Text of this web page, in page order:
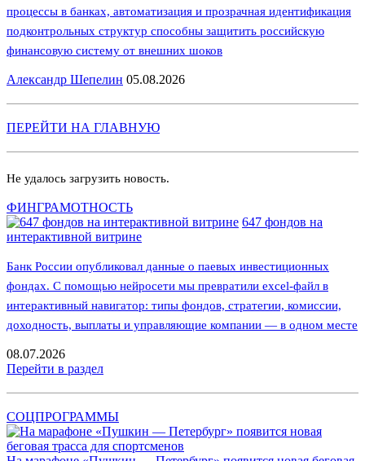
процессы в банках, автоматизация и прозрачная идентификация
подконтрольных структур способны защитить российскую
финансовую систему от внешних шоков
Александр Шепелин 05.08.2026
ПЕРЕЙТИ НА ГЛАВНУЮ
Не удалось загрузить новость.
ФИНГРАМОТНОСТЬ
647 фондов на
интерактивной витрине
Банк России опубликовал данные о паевых инвестиционных
фондах. С помощью нейросети мы превратили excel-файл в
интерактивный навигатор: типы фондов, стратегии, комиссии,
доходность, выплаты и управляющие компании — в одном месте
08.07.2026
Перейти в раздел
СОЦПРОГРАММЫ